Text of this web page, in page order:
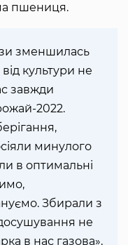
пшениця.
зменшилась
культури не
завжди
2022.
минулого
в оптимальні
Збирали з
не
в нас газова»,